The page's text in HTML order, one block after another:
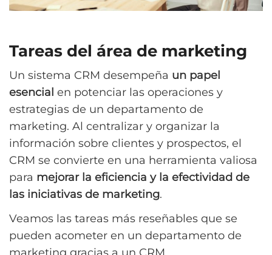
Tareas del área de marketing
Un sistema CRM desempeña un papel
esencial en potenciar las operaciones y
estrategias de un departamento de
marketing. Al centralizar y organizar la
información sobre clientes y prospectos, el
CRM se convierte en una herramienta valiosa
para mejorar la eficiencia y la efectividad de
las iniciativas de marketing.
Veamos las tareas más reseñables que se
pueden acometer en un departamento de